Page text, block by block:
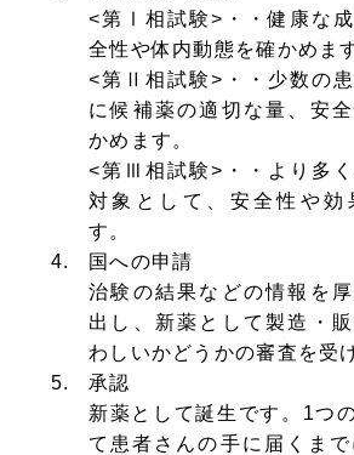
<第Ⅰ相試験>・・健康な
全性や体内動態を確かめま
<第Ⅱ相試験>・・少数の
に候補薬の適切な量、安
かめます。
<第Ⅲ相試験>・・より多
対象として、安全性や効
す。
国への申請
治験の結果などの情報を
出し、新薬として製造・
わしいかどうかの審査を受
承認
新薬として誕生です。1つ
て患者さんの手に届くま